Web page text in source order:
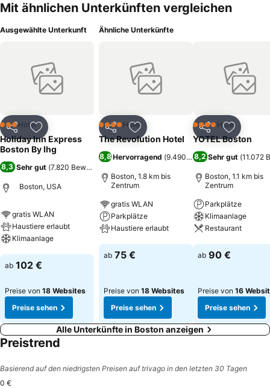
Kiosk. Die klimatisierten Zimmer bestehen aus einem typisch
einem Bügelbrett, einem Schreibtisch sowie Kaffee- bzw.
kostenlos. Hier gibt es Säfte, Kaffee, Tee, Toast, Eier, Joghurt,
Cornflakes, Waffeln, Muffins und Zimtschnecken. Positiv ist auch,
dass man jederzeit Kaffee, Tee und Kakao bekommt. Ebenfalls wird
Hotel befinden sich außerdem ein kleiner Fitnessraum und ein
öffentlicher Computer. Zudem gibt es eine Waschmaschine und
einen kostenlosen Flughafenshuttle.
Mit ähnlichen Unterkünften vergleichen
Ausgewählte Unterkunft
Teilen Zu Favoriten hinzufügen
3 SterneHotel
Holiday Inn Express
Boston By Ihg
8,3 Sehr gut (7.820 Bewertungen
Boston, USA
gratis WLAN
Haustiere erlaubt
Klimaanlage
Preise sehen
ab 102 €
Preise von 18 Websites
Preise sehen
Ähnliche Unterkünfte
Teilen Zu Favoriten hinzufügen
4 SterneHotel
The Revolution Hotel
8,8Hervorragend (9.490 Bewertungen)
Boston, 1.8 km bis
Zentrum
gratis WLAN
Parkplätze
Haustiere erlaubt
Preise sehen
ab 75 €
Preise von 18 Websites
Preise sehen
Teilen Zu
4 SterneHotel
YOTEL Boston
8,2Sehr gut (11.072
Boston, 1.1 km bis
Zentrum
Parkplätze
Klimaanlage
Restaurant
Preise sehen
ab 90 €
Preise von 16
Preise sehen
Alle Unterkünfte in Boston anzeigen
Preistrend
Basierend auf den niedrigsten Preisen auf trivago in den letzten 30 Tagen
0 €